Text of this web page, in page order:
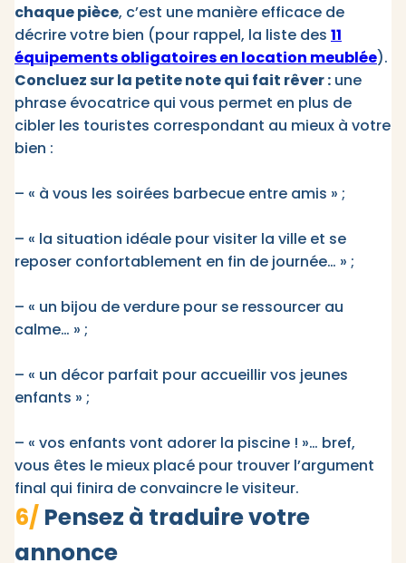
chaque pièce, c’est une manière efficace de
décrire votre bien (pour rappel, la liste des 11
équipements obligatoires en location meublée).
Concluez sur la petite note qui fait rêver : une
phrase évocatrice qui vous permet en plus de
cibler les touristes correspondant au mieux à votre
bien :
– « à vous les soirées barbecue entre amis » ;
– « la situation idéale pour visiter la ville et se
reposer confortablement en fin de journée… » ;
– « un bijou de verdure pour se ressourcer au
calme… » ;
– « un décor parfait pour accueillir vos jeunes
enfants » ;
– « vos enfants vont adorer la piscine ! »… bref,
vous êtes le mieux placé pour trouver l’argument
final qui finira de convaincre le visiteur.
6/ Pensez à traduire votre
annonce